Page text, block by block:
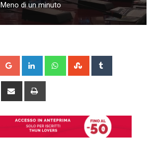
Meno di un minuto
Google+ LinkedIn WhatsappStumbleUpon
Reddit
Share